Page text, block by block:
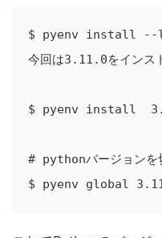
$ pyenv install
今回は3.11.0をインス
$ pyenv install
# pythonバージョンを
$ pyenv global